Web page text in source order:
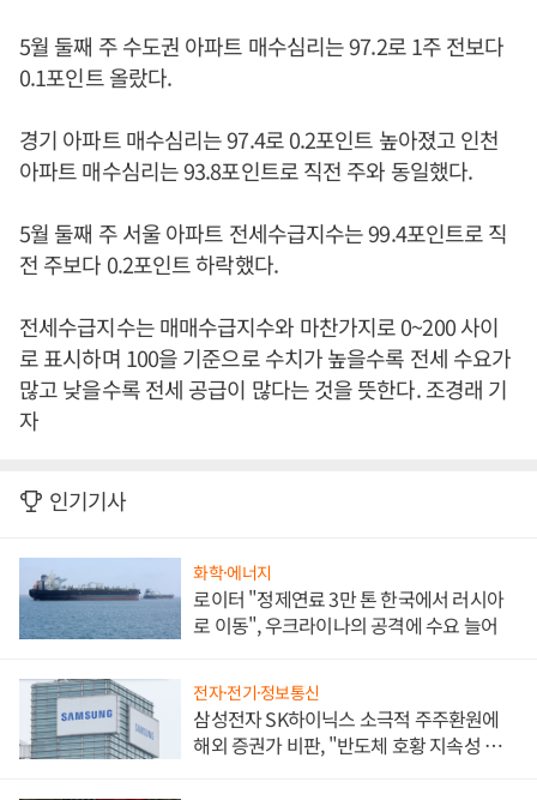
5월 둘째 주 수도권 아파트 매수심리는 97.2로 1주 전보다
0.1포인트 올랐다.
경기 아파트 매수심리는 97.4로 0.2포인트 높아졌고 인천
아파트 매수심리는 93.8포인트로 직전 주와 동일했다.
5월 둘째 주 서울 아파트 전세수급지수는 99.4포인트로 직
전 주보다 0.2포인트 하락했다.
전세수급지수는 매매수급지수와 마찬가지로 0~200 사이
로 표시하며 100을 기준으로 수치가 높을수록 전세 수요가
많고 낮을수록 전세 공급이 많다는 것을 뜻한다. 조경래 기
자
인기기사
화학·에너지
로이터 "정제연료 3만 톤 한국에서 러시아
로 이동", 우크라이나의 공격에 수요 늘어
전자·전기·정보통신
삼성전자 SK하이닉스 소극적 주주환원에
해외 증권가 비판, "반도체 호황 지속성 의